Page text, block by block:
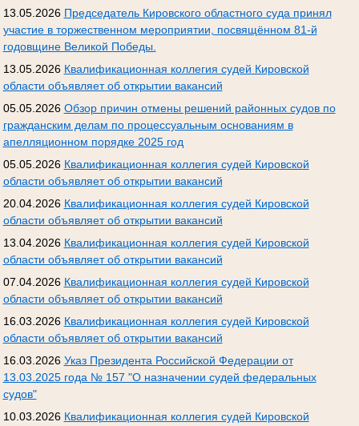
13.05.2026 Председатель Кировского областного суда принял
участие в торжественном мероприятии, посвящённом 81-й
годовщине Великой Победы.
13.05.2026 Квалификационная коллегия судей Кировской
области объявляет об открытии вакансий
05.05.2026 Обзор причин отмены решений районных судов по
гражданским делам по процессуальным основаниям в
апелляционном порядке 2025 год
05.05.2026 Квалификационная коллегия судей Кировской
области объявляет об открытии вакансий
20.04.2026 Квалификационная коллегия судей Кировской
области объявляет об открытии вакансий
13.04.2026 Квалификационная коллегия судей Кировской
области объявляет об открытии вакансий
07.04.2026 Квалификационная коллегия судей Кировской
области объявляет об открытии вакансий
16.03.2026 Квалификационная коллегия судей Кировской
области объявляет об открытии вакансий
16.03.2026 Указ Президента Российской Федерации от
13.03.2025 года № 157 "О назначении судей федеральных
судов"
10.03.2026 Квалификационная коллегия судей Кировской